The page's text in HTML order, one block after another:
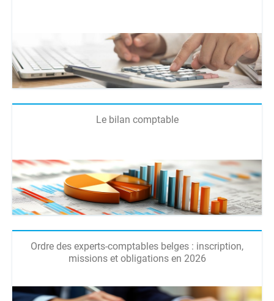
Le bilan comptable
Ordre des experts-comptables belges : inscription,
missions et obligations en 2026